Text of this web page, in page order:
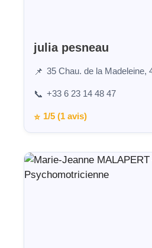
julia pesneau
📌 35 Chau. de la Madeleine,
📞 +33 6 23 14 48 47
⭐ 1/5 (1 avis)